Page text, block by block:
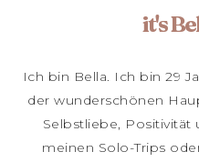
it's
Ich bin Bella. Ich bin 29
der wunderschönen
Selbstliebe, Positivität
meinen Solo-Trips